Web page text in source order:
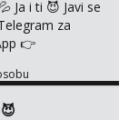
Ja i ti 😈 Javi se
za
👉
sastnke uzivo